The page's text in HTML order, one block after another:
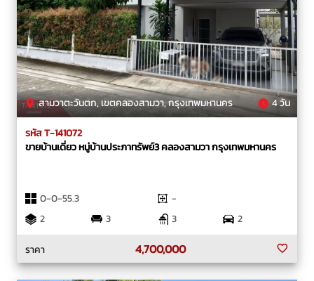
สามวาตะวันตก, เขตคลองสามวา, กรุงเทพมหานคร 4 วัน
รหัส T-141072
ขายบ้านเดี่ยว หมู่บ้านประภาทรัพย์3 คลองสามวา กรุงเทพมหานคร
0-0-55.3
-
2
3 3
2
ราคา
4,700,000